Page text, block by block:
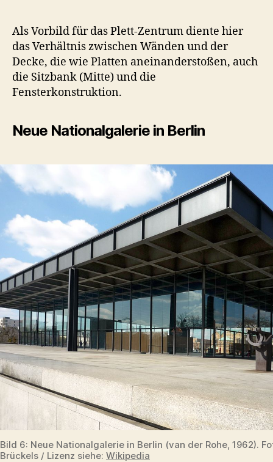
Als Vorbild für das Plett-Zentrum diente hier
das Verhältnis zwischen Wänden und der
Decke, die wie Platten aneinanderstoßen, auch
die Sitzbank (Mitte) und die
Fensterkonstruktion.
Neue Nationalgalerie in Berlin
Bild 6: Neue Nationalgalerie in Berlin (van der Rohe, 1962).
Brückels / Lizenz siehe: Wikipedia